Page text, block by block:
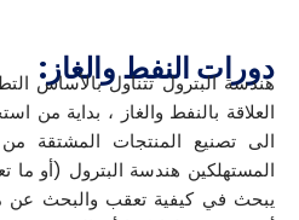
:دورات النفط والغاز
هندسة البترول تتناول بالأساس
العلاقة بالنفط والغاز ، بداية من
الى تصنيع المنتجات المشتقة
المستهلكين هندسة البترول (أو
يبحث في كيفية تعقب والبحث عن